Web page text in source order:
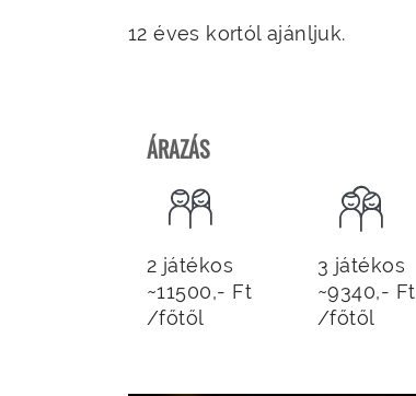
12 éves kortól ajánljuk.
ÁRAZÁS
2 játékos
~11500,- Ft
/főtől
3 játékos
~9340,- Ft
/főtől